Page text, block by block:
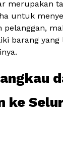
merupakan
untuk
pelanggan,
barang yang
ke